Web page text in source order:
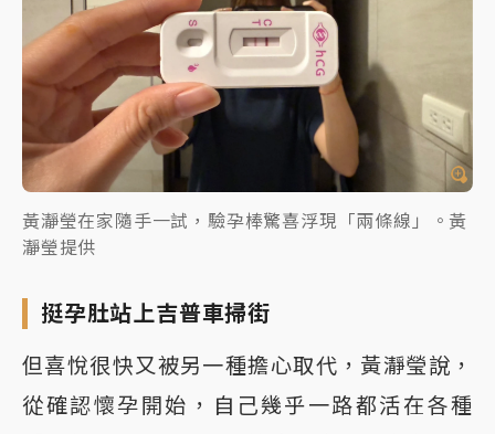
黃瀞瑩在家隨手一試，驗孕棒驚喜浮現「兩條線」。黃
瀞瑩提供
挺孕肚站上吉普車掃街
但喜悅很快又被另一種擔心取代，黃瀞瑩說，
從確認懷孕開始，自己幾乎一路都活在各種